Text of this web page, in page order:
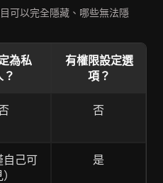
可以完全隱藏、哪些無法隱
為私
？
有權限設定選
項？
否
自己可
是